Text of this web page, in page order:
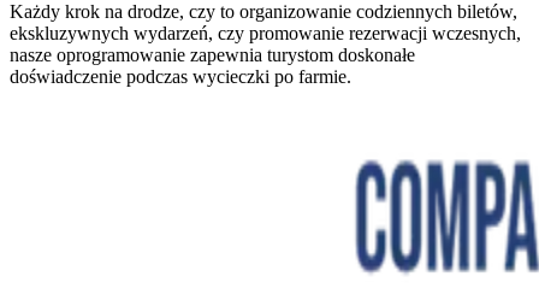
Każdy krok na drodze, czy to organizowanie codziennych biletów,
ekskluzywnych wydarzeń, czy promowanie rezerwacji wczesnych,
nasze oprogramowanie zapewnia turystom doskonałe
doświadczenie podczas wycieczki po farmie.